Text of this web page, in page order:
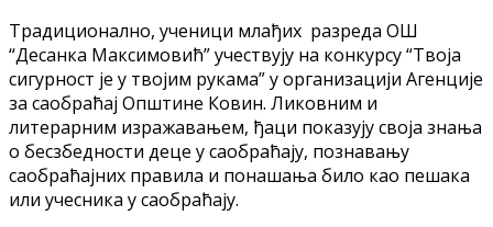
Традиционално, ученици млађих разреда ОШ
“Десанка Максимовић” учествују на конкурсу “Твоја
сигурност је у твојим рукама” у организацији Агенције
за саобраћај Општине Ковин. Ликовним и
литерарним изражавањем, ђаци показују своја знања
о бесзбедности деце у саобраћају, познавању
саобраћајних правила и понашања било као пешака
или учесника у саобраћају.